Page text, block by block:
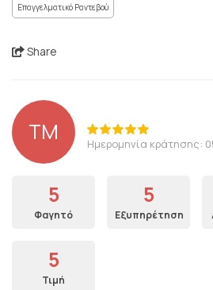
Επαγγελματικό Ραντεβού
Share
ΤΜ Ημερομηνία κράτησης:
5
Φαγητό
5
Εξυπηρέτηση
5
Τιμή